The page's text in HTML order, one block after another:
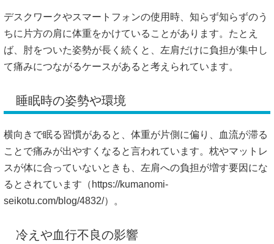
デスクワークやスマートフォンの使用時、知らず知らずのう
ちに片方の肩に体重をかけていることがあります。たとえ
ば、肘をついた姿勢が長く続くと、左肩だけに負担が集中し
て痛みにつながるケースがあると考えられています。
睡眠時の姿勢や環境
横向きで眠る習慣があると、体重が片側に偏り、血流が滞る
ことで痛みが出やすくなると言われています。枕やマットレ
スが体に合っていないときも、左肩への負担が増す要因にな
るとされています（ https://kumanomi-
seikotu.com/blog/4832/）。
冷えや血行不良の影響